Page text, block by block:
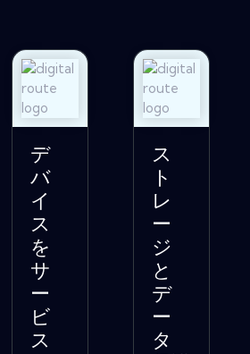
デ
バ
イ
ス
を
サ
ー
ビ
ス
ス
ト
レ
ー
ジ
と
デ
ー
タ